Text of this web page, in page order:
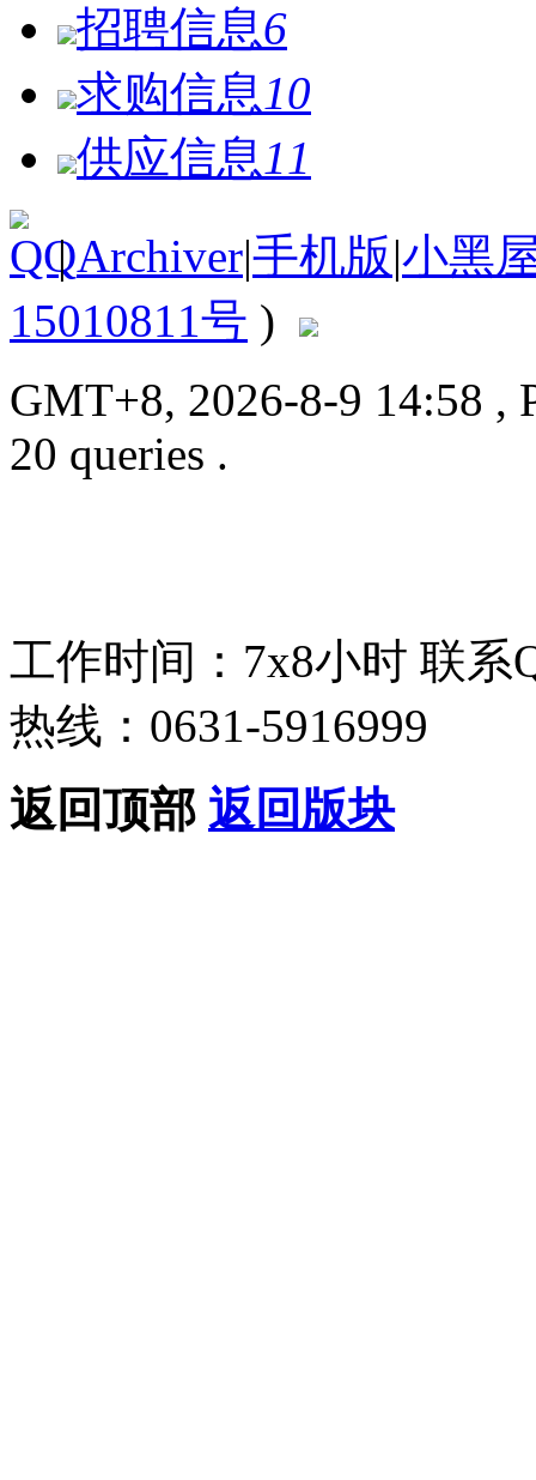
招聘信息6
求购信息 10
供应信息 11
| Archiver|手机版|小黑
15010811号 )
GMT+8, 2026-8-9 14:58 ,
20 queries .
工作时间：7x8小时 联系
热线：0631-5916999
返回顶部 返回版块